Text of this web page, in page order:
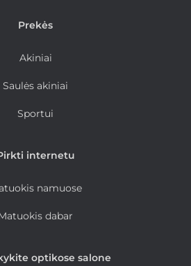
Prekės
Akiniai
Saulės akiniai
Sportui
internetu
namuose
dabar
optikose salone